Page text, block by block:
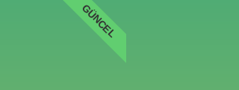
GÜNCEL